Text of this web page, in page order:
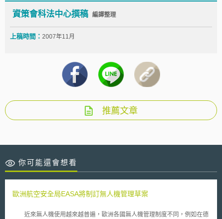
資策會科法中心撰稿 編譯整理
上稿時間： 2007年11月
推薦文章
你可能還會想看
歐洲航空安全局EASA將制訂無人機管理草案
近來無人機使用越來越普遍，歐洲各國無人機管理制度不同，例如在德